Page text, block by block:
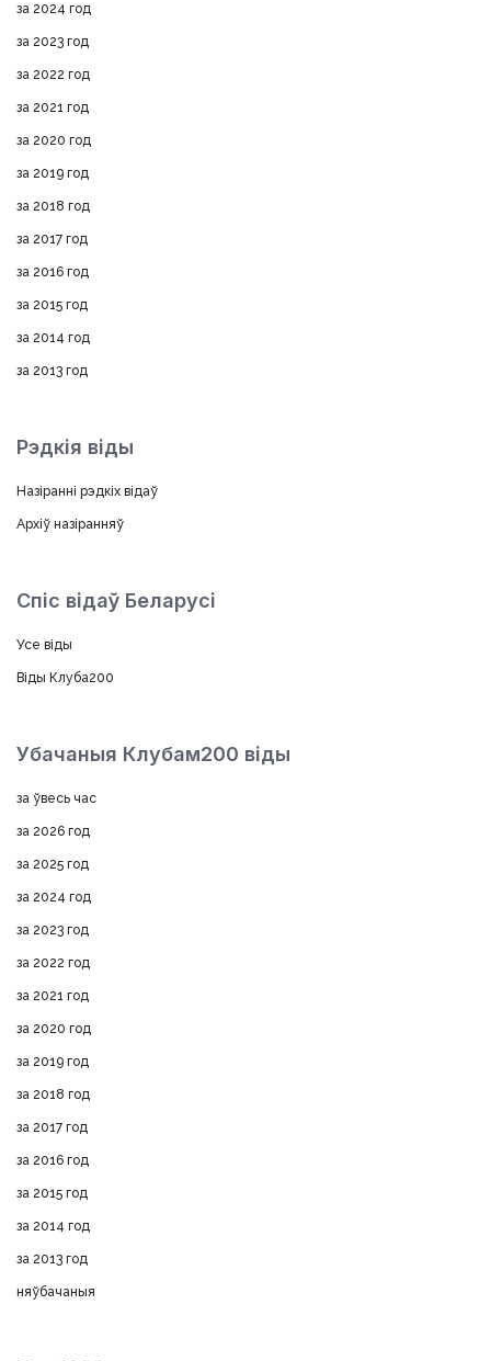
за 2024 год
за 2023 год
за 2022 год
за 2021 год
за 2020 год
за 2019 год
за 2018 год
за 2017 год
за 2016 год
за 2015 год
за 2014 год
за 2013 год
Рэдкія віды
Назіранні рэдкіх відаў
Архіў назіранняў
Спіс відаў Беларусі
Усе віды
Віды Клуба200
Убачаныя Клубам200 віды
за ўвесь час
за 2026 год
за 2025 год
за 2024 год
за 2023 год
за 2022 год
за 2021 год
за 2020 год
за 2019 год
за 2018 год
за 2017 год
за 2016 год
за 2015 год
за 2014 год
за 2013 год
няўбачаныя